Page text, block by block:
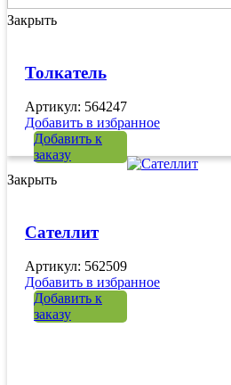
Закрыть
Толкатель
Артикул: 564247
Добавить в избранное
Добавить к
заказу
Закрыть
Сателлит
Артикул: 562509
Добавить в избранное
Добавить к
заказу